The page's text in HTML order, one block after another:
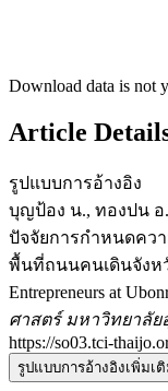
Download data is not
Article
รูปแบบการอ้างอิง
บุญป้อง น., ทองปน อ
ปัจจัยการกำหนดคว
พื้นที่ถนนคนเดินจังหวั
Entrepreneurs at
ศาสตร์ มหาวิทยาลั
https://so03.tci-
รูปแบบการอ้างอิงเพิ่มเ